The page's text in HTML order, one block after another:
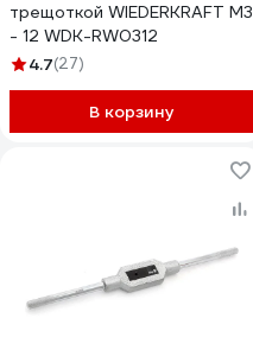
трещоткой WIEDERKRAFT M3
- 12 WDK-RW0312
4.7(27)
В корзину